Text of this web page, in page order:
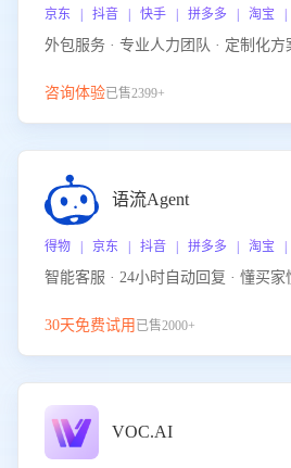
京东 | 抖音 | 快手 | 拼多多 | 淘宝 |
外包服务 · 专业人力团队 · 定制化方
咨询体验已售2399+
语流Agent
得物 | 京东 | 抖音 | 拼多多 | 淘宝 |
智能客服 · 24小时自动回复 · 懂买家
30天免费试用 已售2000+
VOC.AI